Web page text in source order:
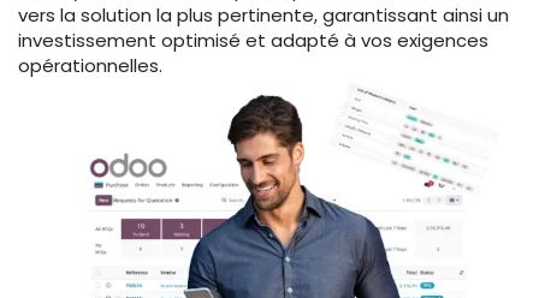
vers la solution la plus pertinente, garantissant ainsi un
investissement optimisé et adapté à vos exigences
opérationnelles.